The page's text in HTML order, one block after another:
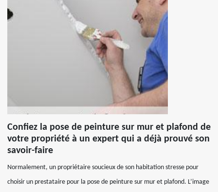
Confiez la pose de peinture sur mur et plafond de
votre propriété à un expert qui a déjà prouvé son
savoir-faire
Normalement, un propriétaire soucieux de son habitation stresse pour
choisir un prestataire pour la pose de peinture sur mur et plafond. L’image